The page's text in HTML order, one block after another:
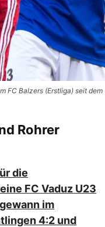
FC Balzers (Erstliga) seit dem
Rohrer
die
FC Vaduz U23
im
4:2 und